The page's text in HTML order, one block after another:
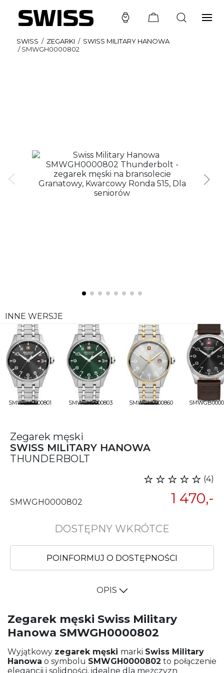
SWISS / ZEGARKI / SWISS MILITARY HANOWA
/SMWGH0000802
INNE WERSJE
SMWGH0000801 SMWGH0000803 SMWGH0000860
Zegarek męski
SWISS MILITARY HANOWA
THUNDERBOLT
(4)
SMWGH0000802 1 470,-
DOSTĘPNY WKRÓTCE
POINFORMUJ O DOSTĘPNOŚCI
OPIS
Zegarek męski Swiss Military
Hanowa SMWGH0000802
Wyjątkowy zegarek męski marki Swiss Military
Hanowa o symbolu SMWGH0000802 to połączenie
elegancji i solidności, idealne dla mężczyzn